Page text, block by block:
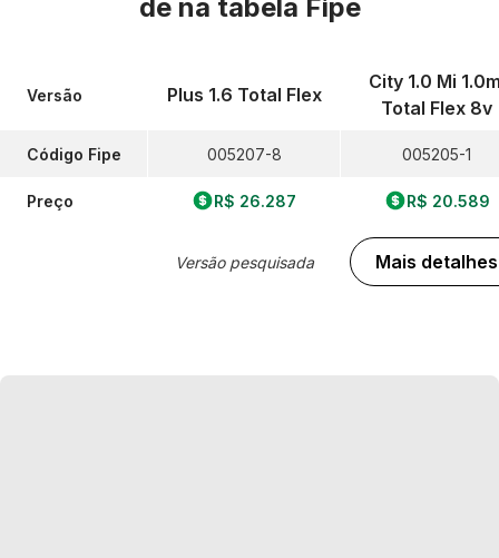
de na tabela Fipe
Versão
Código Fipe
Preço
Plus 1.6 Total Flex
005207-8
R$ 26.287
Versão pesquisada
City 1.0 Mi
Total Flex 8v
005205-1
R$ 20.589
Mais detalhes